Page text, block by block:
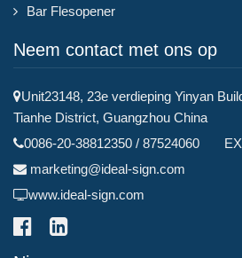
Bar Flesopener
Neem contact met ons op
Unit23148, 23e verdieping Yinyan
Tianhe District, Guangzhou China
0086-20-38812350 / 87524060
marketing@ideal-sign.com
www.ideal-sign.com